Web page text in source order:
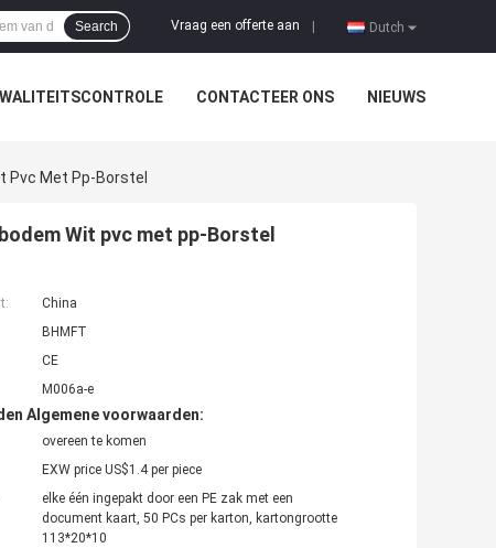
Dutch
Vraag een offerte aan
Search
CONTACTEER ONS NIEUWS
Pvc Met Pp-Borstel
Wit pvc met pp-Borstel
China
BHMFT
CE
M006a-e
Algemene voorwaarden:
overeen te komen
EXW price US$1.4 per piece
elke één ingepakt door een PE zak met een
document kaart, 50 PCs per karton, kartongrootte
113*20*10